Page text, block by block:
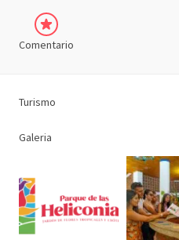
Comentario
Turismo
Galeria